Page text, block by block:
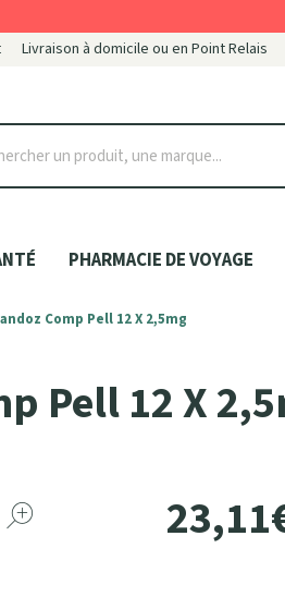
Livraison à domicile ou en Point Relais
PHARMACIE DE VOYAGE
Comp Pell 12 X 2,5mg
Pell 12 X
23,11